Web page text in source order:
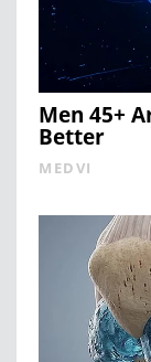
Men 45+
Better
MEDVI